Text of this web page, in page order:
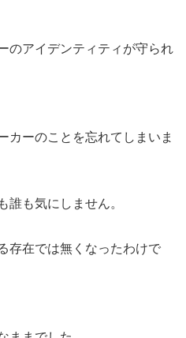
のアイデンティティが守られ
カーのことを忘れてしまいま
誰も気にしません。
存在では無くなったわけで